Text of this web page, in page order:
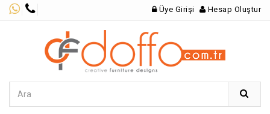
Üye Girişi Hesap Oluştur